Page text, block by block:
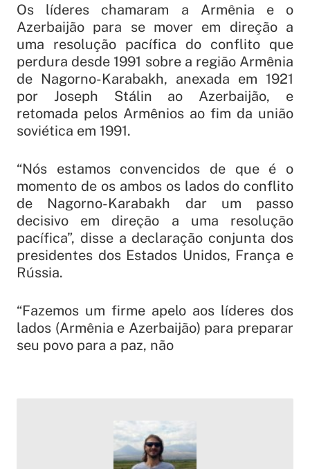
Os líderes chamaram a Armênia e o
Azerbaijão para se mover em direção a
uma resolução pacífica do conflito que
perdura desde 1991 sobre a região Armênia
de Nagorno-Karabakh, anexada em 1921
por Joseph Stálin ao Azerbaijão, e
retomada pelos Armênios ao fim da união
soviética em 1991.
“Nós estamos convencidos de que é o
momento de os ambos os lados do conflito
de Nagorno-Karabakh dar um passo
decisivo em direção a uma resolução
pacífica”, disse a declaração conjunta dos
presidentes dos Estados Unidos, França e
Rússia.
“Fazemos um firme apelo aos líderes dos
lados (Armênia e Azerbaijão) para preparar
seu povo para a paz, não